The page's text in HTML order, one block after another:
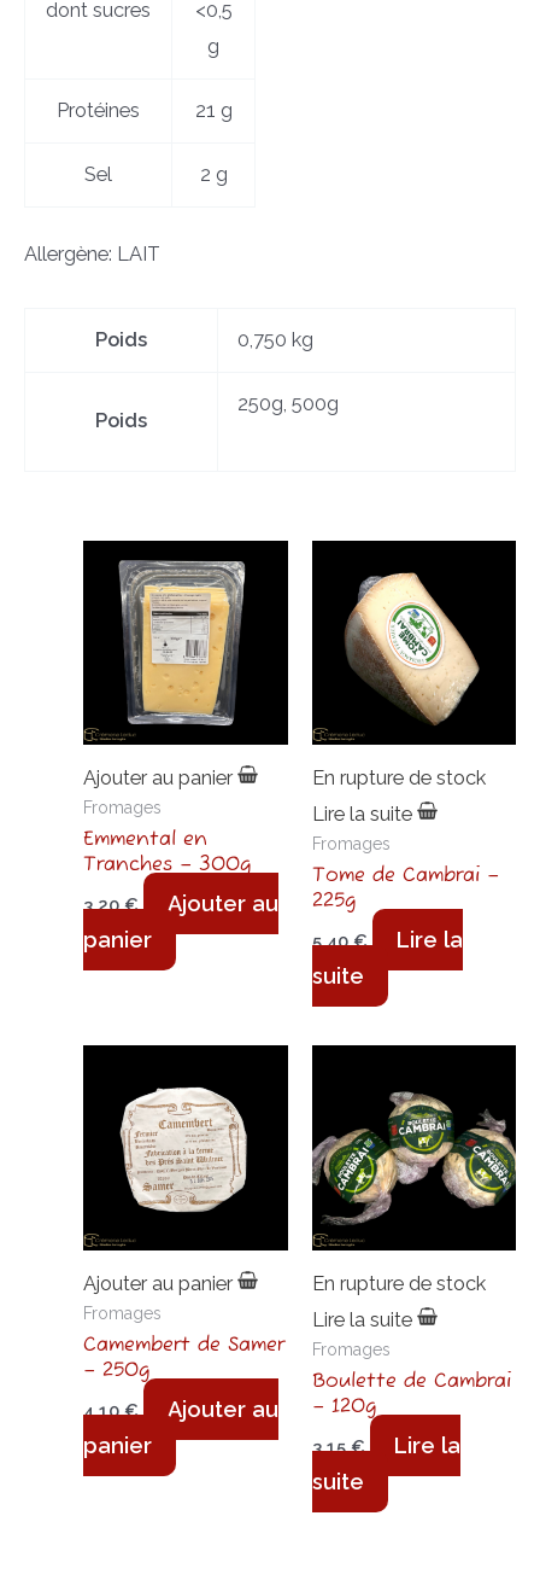
dont sucres
<0,5
g
Protéines 21 g
Sel 2 g
Allergène: LAIT
Poids 0,750 kg
Poids
250g, 500g
Ajouter au panier
Fromages
Emmental en
Tranches – 300g
3,20€
Ajouter au
panier
En rupture de stock
Lire la suite
Fromages
Tome de Cambrai –
225g
5,40€
Lire la
suite
Ajouter au panier
Fromages
Camembert de Samer
– 250g
4,10€
Ajouter au
panier
En rupture de stock
Lire la suite
Fromages
Boulette de Cambrai
– 120g
3,15€
Lire la
suite